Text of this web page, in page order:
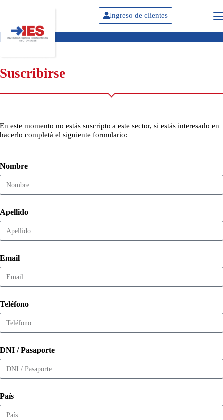
Ingreso de clientes
Suscribirse
En este momento no estás suscripto a este sector, si estás interesado en
hacerlo completá el siguiente formulario:
Nombre
Apellido
Email
Teléfono
DNI / Pasaporte
País